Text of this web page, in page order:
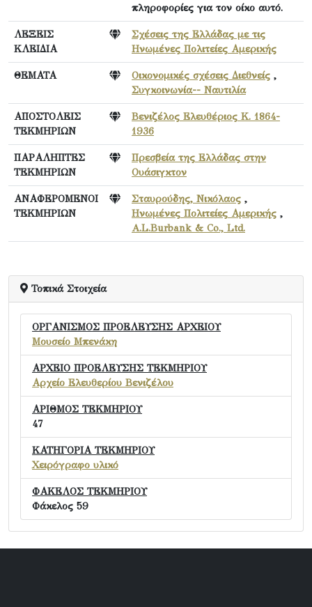
πληροφορίες για τον οίκο αυτό.
ΛΕΞΕΙΣ
ΚΛΕΙΔΙΑ
Σχέσεις της Ελλάδας με τις
Ηνωμένες Πολιτείες Αμερικής
ΘΕΜΑΤΑ Οικονομικές σχέσεις Διεθνείς ,
Συγκοινωνία-- Ναυτιλία
ΑΠΟΣΤΟΛΕΙΣ
ΤΕΚΜΗΡΙΩΝ
Βενιζέλος Ελευθέριος Κ. 1864-
1936
ΠΑΡΑΛΗΠΤΕΣ
ΤΕΚΜΗΡΙΩΝ
Πρεσβεία της Ελλάδας στην
Ουάσιγκτον
ΑΝΑΦΕΡΟΜΕΝΟΙ
ΤΕΚΜΗΡΙΩΝ
Σταυρούδης, Νικόλαος ,
Ηνωμένες Πολιτείες Αμερικής ,
A.L.Burbank & Co., Ltd.
Τοπικά Στοιχεία
ΟΡΓΑΝΙΣΜΟΣ ΠΡΟΕΛΕΥΣΗΣ ΑΡΧΕΙΟΥ
Μουσείο Μπενάκη
ΑΡΧΕΙΟ ΠΡΟΕΛΕΥΣΗΣ ΤΕΚΜΗΡΙΟΥ
Αρχείο Ελευθερίου Βενιζέλου
ΑΡΙΘΜΟΣ ΤΕΚΜΗΡΙΟΥ
47
ΚΑΤΗΓΟΡΙΑ ΤΕΚΜΗΡΙΟΥ
Χειρόγραφο υλικό
ΦΑΚΕΛΟΣ ΤΕΚΜΗΡΙΟΥ
Φάκελος 59